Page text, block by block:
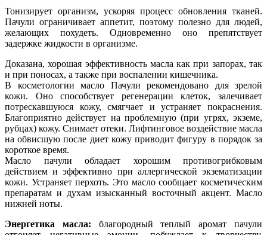
Тонизирует организм, ускоряя процесс обновления тканей.
Пачули ограничивает аппетит, поэтому полезно для людей,
желающих похудеть. Одновременно оно препятствует
задержке жидкости в организме.
Доказана, хорошая эффективность масла как при запорах, так
и при поносах, а также при воспалении кишечника.
В косметологии масло Пачули рекомендовано для зрелой
кожи. Оно способствует регенерации клеток, залечивает
потрескавшуюся кожу, смягчает и устраняет покраснения.
Благоприятно действует на проблемную (при угрях, экземе,
рубцах) кожу. Снимает отеки. Лифтинговое воздействие масла
на обвисшую после диет кожу приводит фигуру в порядок за
короткое время.
Масло пачули обладает хорошим противогрибковым
действием и эффективно при аллергической экзематизации
кожи. Устраняет перхоть. Это масло сообщает косметическим
препаратам и духам изысканный восточный акцент. Масло
нижней ноты.
Энергетика масла: благородный теплый аромат пачули